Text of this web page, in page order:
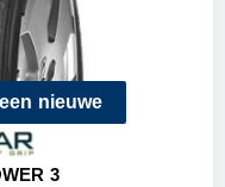
nieuwe
3